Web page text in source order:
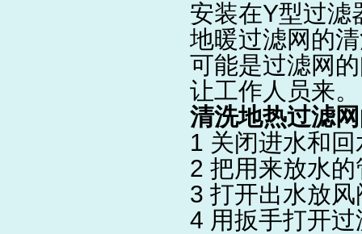
安装在Y型过滤
地暖过滤网 的
可能是过滤网
让工作人员来。
清洗地热过滤
1 关闭进水和
2 把用来放水
3 打开出水放
4 用扳手打开